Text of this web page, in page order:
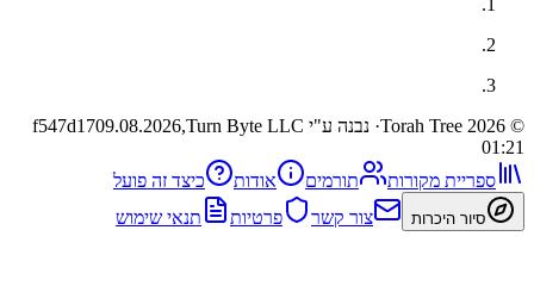
· נבנה ע"י Turn Byte LLC f547d1709.08.2026,
מקורות תורמים אודות כיצד זה פועל
היכרות צור קשר פרטיות תנאי שימוש